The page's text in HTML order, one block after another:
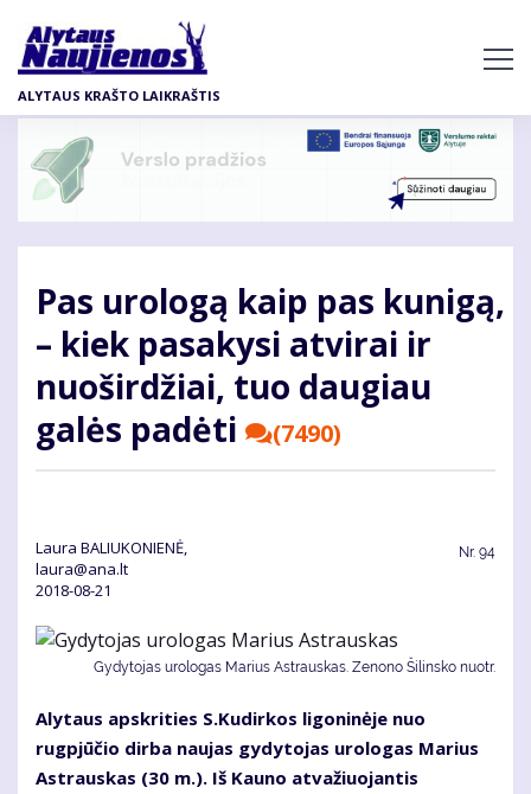
pagrindinį
turinį
ALYTAUS KRAŠTO LAIKRAŠTIS
Pas urologą kaip pas kunigą,
– kiek pasakysi atvirai ir
nuoširdžiai, tuo daugiau
galės padėti
(7490)
Laura BALIUKONIENĖ,
laura@ana.lt
2018-08-21
Nr. 94
Gydytojas urologas Marius Astrauskas. Zenono Šilinsko nuotr.
Alytaus apskrities S.Kudirkos ligoninėje nuo
rugpjūčio dirba naujas gydytojas urologas Marius
Astrauskas (30 m.). Iš Kauno atvažiuojantis